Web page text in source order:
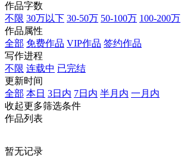
作品字数
不限 30万以下 30-50万 50-100万 100-200万
作品属性
全部 免费作品 VIP作品 签约作品
写作进程
不限 连载中 已完结
更新时间
全部 本日 3日内 7日内 半月内 一月内
收起更多筛选条件
作品列表
暂无记录